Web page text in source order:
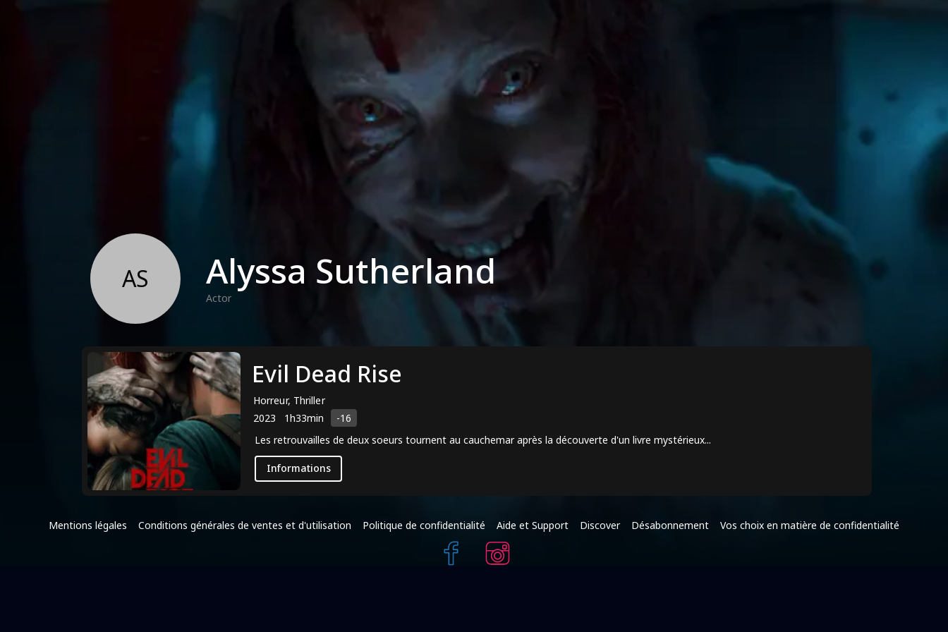
AS Alyssa Sutherland
Actor
Evil Dead Rise
Horreur, Thriller
2023
1h33min
-16
Les retrouvailles de deux soeurs tournent au cauchemar après la découverte d'un livre mystérieux...
Informations
Mentions légales Conditions générales de ventes et d'utilisation Politique de confidentialité Aide et Support Discover Désabonnement Vos choix en matière de confidentialité